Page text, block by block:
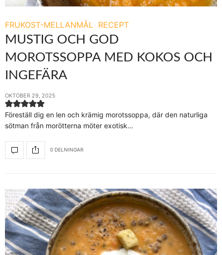
FRUKOST-MELLANMÅL RECEPT
MUSTIG OCH GOD
MOROTSSOPPA MED KOKOS OCH
INGEFÄRA
OKTOBER 29, 2025
Föreställ dig en len och krämig morotssoppa, där den naturliga
sötman från morötterna möter exotisk…
0 DELNINGAR